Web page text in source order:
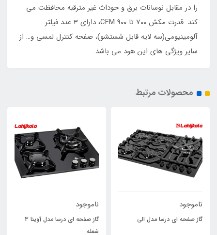
را در مقابل نوسانات برق و حوداث غیر مترقبه محافظت می
کند. قدرت مکش 700 تا 900 CFM، دارای 3 عدد فیلتر
آلومینیومی(سه لایه قابل شستشو)، صفحه کنترل لمسی و… از
سایر ویژگی های این هود می باشد.
محصولات مرتبط
ناموجود
گاز صفحه ای درسا مدل الی
ناموجود
گاز صفحه ای درسا مدل آوینا 3
شعله